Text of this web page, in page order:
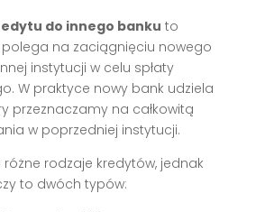
do innego banku to
na zaciągnięciu nowego
instytucji w celu spłaty
W praktyce nowy bank udziela
przeznaczamy na całkowitą
w poprzedniej instytucji.
rodzaje kredytów, jednak
to dwóch typów: